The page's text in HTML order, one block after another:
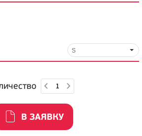
S
В ЗАЯВКУ